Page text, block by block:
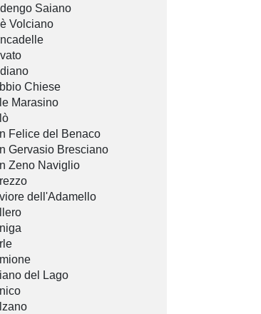
Saiano
Volciano
Chiese
Marasino
Felice del Benaco
Gervasio Bresciano
Zeno Naviglio
dell'Adamello
del Lago